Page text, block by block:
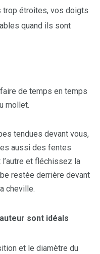
trop étroites, vos doigts
quand ils sont
de temps en temps
mollet.
tendues devant vous,
aussi des fentes
et fléchissez la
restée derrière devant
cheville.
sont idéals
et le diamètre du